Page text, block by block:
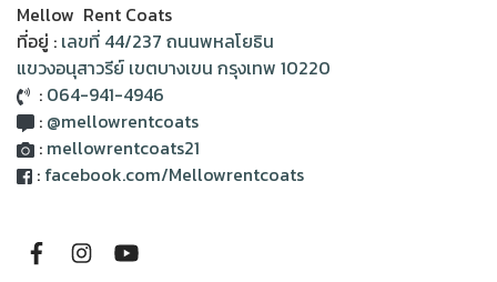
Mellow Rent Coats
ที่อยู่ : เลขที่ 44/237 ถนนพหลโยธิน
แขวงอนุสาวรีย์ เขตบางเขน กรุงเทพ 10220
: 064-941-4946
: @mellowrentcoats
: mellowrentcoats21
: facebook.com/Mellowrentcoats